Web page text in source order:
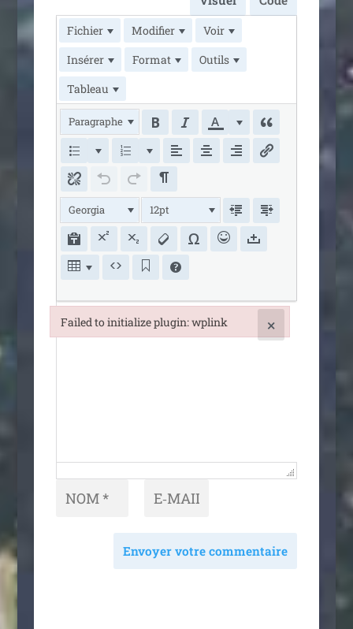
Fichier Modifier
Voir
Insérer
Format
Outils
Tableau
Paragraphe
Georgia 12pt
Envoyer votre commentaire
Failed to initialize plugin: wplink ×
Failed to initialize plugin: wplink